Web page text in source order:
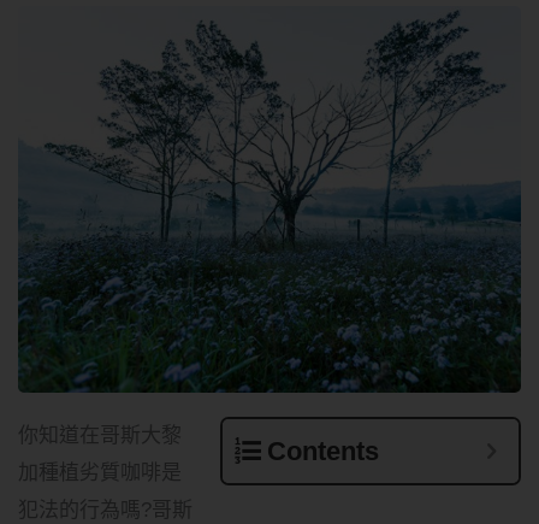
Contents
你知道在哥斯大黎
加種植劣質咖啡是
犯法的行為嗎?哥斯